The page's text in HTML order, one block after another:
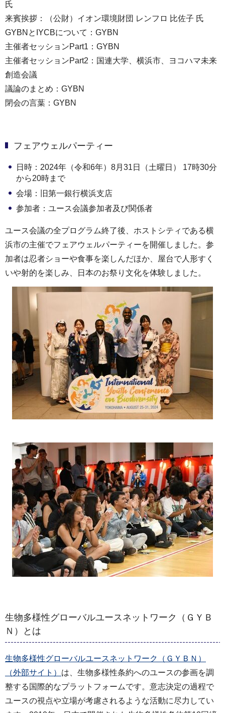
氏
来賓挨拶：（公財）イオン環境財団 レンフロ 比佐子 氏
GYBNとIYCBについて：GYBN
主催者セッションPart1：GYBN
主催者セッションPart2：国連大学、横浜市、ヨコハマ未来
創造会議
議論のまとめ：GYBN
閉会の言葉：GYBN
フェアウェルパーティー
日時：2024年（令和6年）8月31日（土曜日） 17時30分
から20時まで
会場：旧第一銀行横浜支店
参加者：ユース会議参加者及び関係者
ユース会議の全プログラム終了後、ホストシティである横
浜市の主催でフェアウェルパーティーを開催しました。参
加者は忍者ショーや食事を楽しんだほか、屋台で人形すく
いや射的を楽しみ、日本のお祭り文化を体験しました。
生物多様性グローバルユースネットワーク（ＧＹＢ
Ｎ）とは
生物多様性グローバルユースネットワーク（ＧＹＢＮ）
（外部サイト） は、生物多様性条約へのユースの参画を調
整する国際的なプラットフォームです。意志決定の過程で
ユースの視点や立場が考慮されるような活動に尽力してい